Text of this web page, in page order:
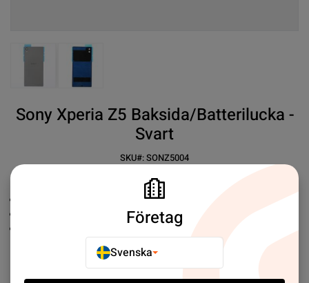
View larger imageView larger image
Sony Xperia Z5 Baksida/Batterilucka -
Svart
SKU#:SONZ5004
SEK 59.00 30+
Företag
Svenska